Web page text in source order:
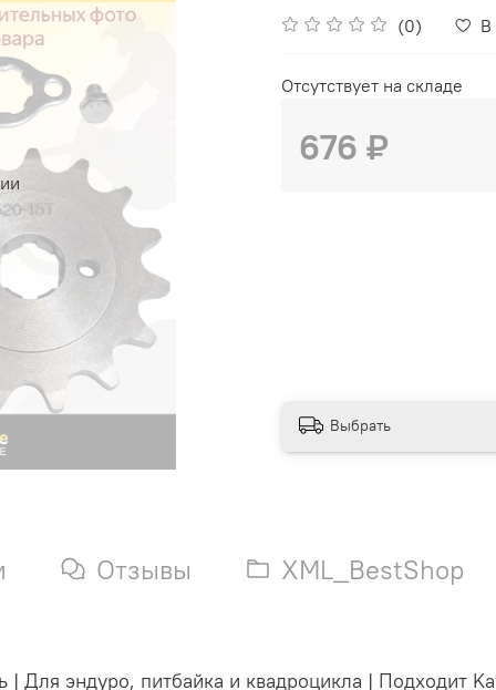
(0) В
Отсутствует на складе
676 ₽
Выбрать
Отзывы XML_BestShop
Для эндуро, питбайка и квадроцикла | Подходит